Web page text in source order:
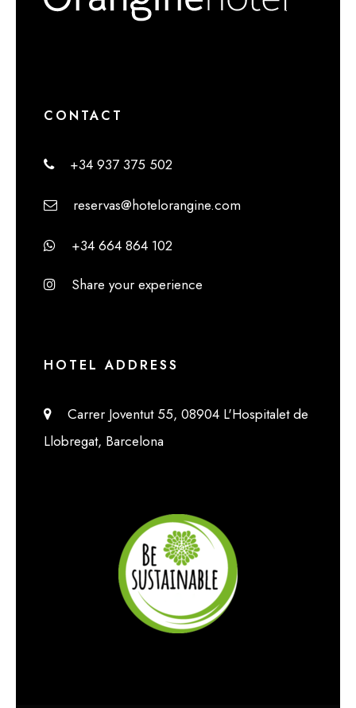
CONTACT
+34 937 375 502
reservas@hotelorangine.com
+34 664 864 102
Share your experience
HOTEL ADDRESS
Carrer Joventut 55, 08904 L'Hospitalet de
Llobregat, Barcelona